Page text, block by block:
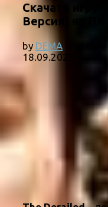
Скачать игру
Версия] на ПК
by DEMA ·
18.09.2025